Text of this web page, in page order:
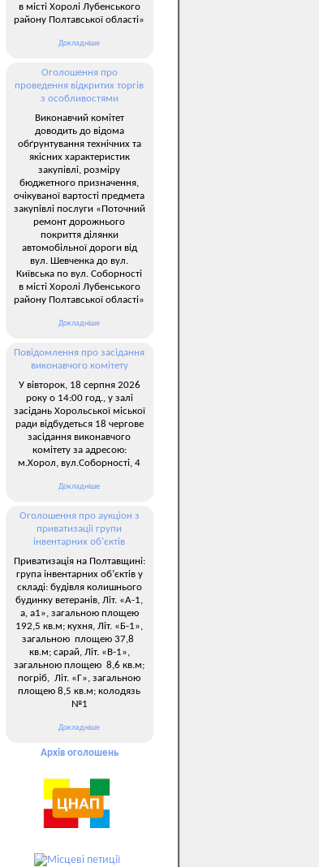
в місті Хоролі Лубенського
району Полтавської області»
Докладніше
Оголошення про
проведення відкритих торгів
з особливостями
Виконавчий комітет
доводить до відома
обґрунтування технічних та
якісних характеристик
закупівлі, розміру
бюджетного призначення,
очікуваної вартості предмета
закупівлі послуги «Поточний
ремонт дорожнього
покриття ділянки
автомобільної дороги від
вул. Шевченка до вул.
Київська по вул. Соборності
в місті Хоролі Лубенського
району Полтавської області»
Докладніше
Повідомлення про засідання
виконавчого комітету
У вівторок, 18 серпня 2026
року о 14:00 год., у залі
засідань Хорольської міської
ради відбудеться 18 чергове
засідання виконавчого
комітету за адресою:
м.Хорол, вул.Соборності, 4
Докладніше
Оголошення про аукціон з
приватизації групи
інвентарних об’єктів
Приватизація на Полтавщині:
група інвентарних об’єктів у
складі: будівля колишнього
будинку ветеранів, Літ. «А-1,
а, а1», загальною площею
192,5 кв.м; кухня, Літ. «Б-1»,
загальною площею 37,8
кв.м; сарай, Літ. «В-1»,
загальною площею 8,6 кв.м;
погріб, Літ. «Г», загальною
площею 8,5 кв.м; колодязь
№1
Докладніше
Архів оголошень